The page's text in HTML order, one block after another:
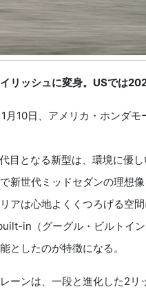
リッシュに変身。USでは
10日、アメリカ・ホンダモ
目となる新型は、環境に優
新世代ミッドセダンの理想
アは心地よくくつろげる空
in（グーグル・ビルトイ
としたのが特徴になる。
ーンは、一段と進化した2リ